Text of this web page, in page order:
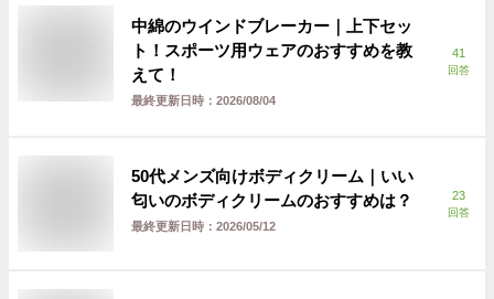
中綿のウインドブレーカー｜上下セッ
ト！スポーツ用ウェアのおすすめを教
えて！
最終更新日時： 2026/08/04
41
回答
50代メンズ向けボディクリーム｜いい
匂いのボディクリームのおすすめは？
最終更新日時： 2026/05/12
23
回答